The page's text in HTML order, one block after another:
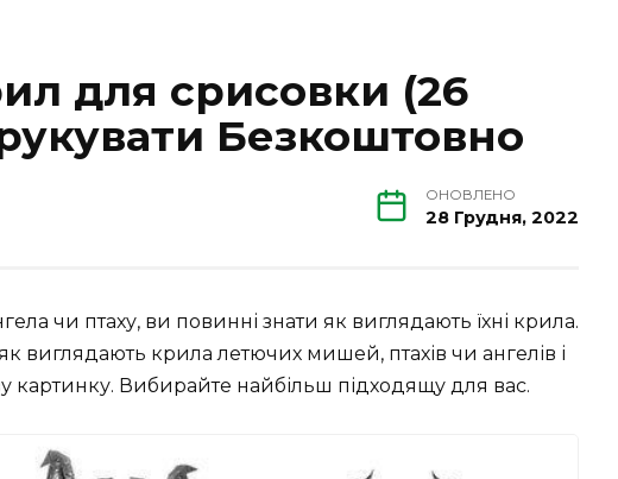
для срисовки (26
Безкоштовно
ОНОВЛЕНО
28 Грудня, 2022
чи птаху, ви повинні знати як виглядають їхні крила.
виглядають крила летючих мишей, птахів чи ангелів і
картинку. Вибирайте найбільш підходящу для вас.